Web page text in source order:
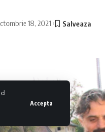
Accepta
18, 2021